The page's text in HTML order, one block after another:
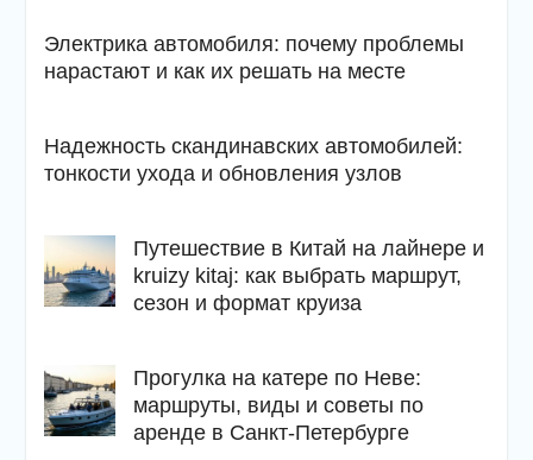
Электрика автомобиля: почему проблемы
нарастают и как их решать на месте
Надежность скандинавских автомобилей:
тонкости ухода и обновления узлов
Путешествие в Китай на лайнере и
kruizy kitaj: как выбрать маршрут,
сезон и формат круиза
Прогулка на катере по Неве:
маршруты, виды и советы по
аренде в Санкт-Петербурге